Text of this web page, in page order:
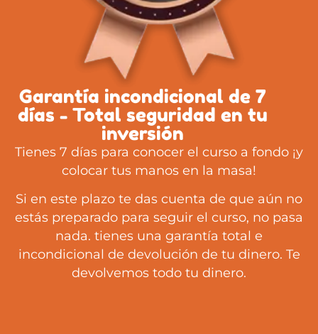
Garantía incondicional de 7
días - Total seguridad en tu
inversión
Tienes 7 días para conocer el curso a fondo ¡y
colocar tus manos en la masa!
Si en este plazo te das cuenta de que aún no
estás preparado para seguir el curso, no pasa
nada. tienes una garantía total e
incondicional de devolución de tu dinero. Te
devolvemos todo tu dinero.